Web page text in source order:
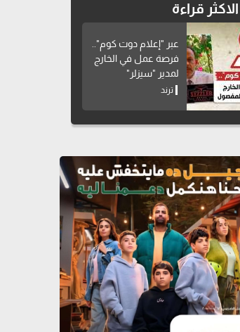
الاكثر قراءة
عبر "إعلام دوت كوم"..
فرصة عمل في الخارج
لمدير "سيزلر"
المفصول
ترند